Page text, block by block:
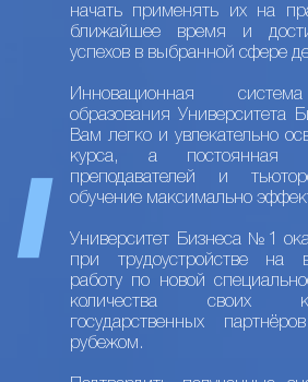
начать применять их на
ближайшее время и
успехов в выбранной сфере
Инновационная
образования Университета
Вам легко и увлекательно
курса, а постоянная
преподавателей и
обучение максимально
Университет Бизнеса №1
при трудоустройстве на
работу по новой
количества своих
государственных
рубежом.